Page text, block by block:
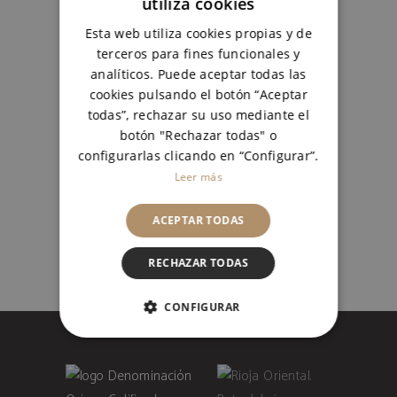
CARRITO
COLECCIÓN PRIVADA
COLECCIÓN PRIVADA ,
ENÓLOGO
36,50€
ENGLISH
Esta web utiliza cookies propias y de
terceros para fines funcionales y
analíticos. Puede aceptar todas las
cookies pulsando el botón “Aceptar
todas”, rechazar su uso mediante el
botón "Rechazar todas" o
configurarlas clicando en “Configurar”.
Leer más
ACEPTAR TODAS
RECHAZAR TODAS
CONFIGURAR
COOKIES ESTRICTAMENTE
COOKIES DE RENDIMIENTO